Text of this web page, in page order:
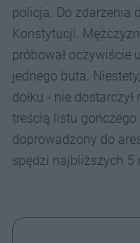
policja. Do zdarzenia
Konstytucji.
próbował oczywiście
jednego buta.
dołku - nie
treścią listu
doprowadzony do
spędzi najbliższych 5